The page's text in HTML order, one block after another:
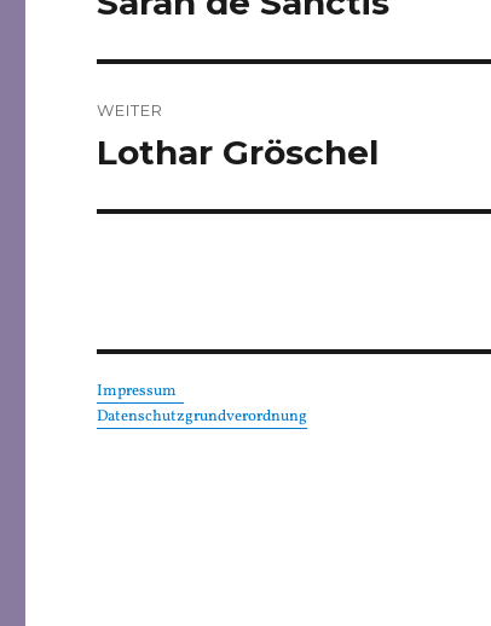
WEITER
Nächster
Lothar Gröschel
Impressum
Datenschutzgrundverordnung